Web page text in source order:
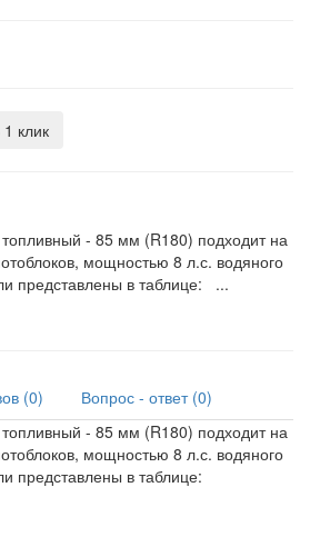
клик
- 85 мм (R180) подходит на
мощностью 8 л.с. водяного
представлены в таблице: ...
(0)
Вопрос - ответ (0)
- 85 мм (R180) подходит на
мощностью 8 л.с. водяного
представлены в таблице: